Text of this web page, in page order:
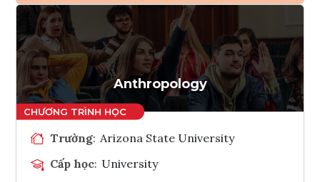
Ghi danh
Tham vấn Interlink
Anthropology
Trường: Arizona State University
Cấp học: University